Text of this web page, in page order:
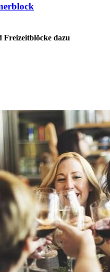
Freizeitblöcke dazu